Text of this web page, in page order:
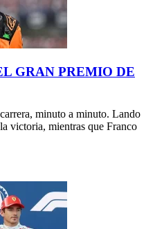
GRAN PREMIO DE
minuto a minuto. Lando
victoria, mientras que Franco